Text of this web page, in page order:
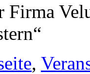
Firma
,